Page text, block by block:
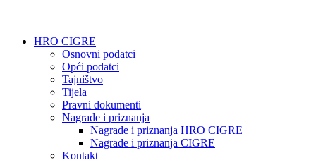
HRO CIGRE
Osnovni podatci​
Opći podatci
Tajništvo
Tijela
Pravni dokumenti
Nagrade i priznanja
Nagrade i priznanja HRO CIGRE
Nagrade i priznanja CIGRE
Kontakt